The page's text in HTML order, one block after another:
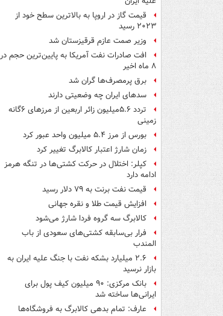
قیمت گاز در اروپا به بالاترین سطح خود از
۲۰۲۳ رسید
وزیر صمت عازم قرقیزستان شد
افت صادرات نفت آمریکا به پایین‌ترین حجم در
۸ ماه اخیر
برق پرمصرف‌ها گران شد
سدهای ایران چه وضعیتی دارند
تردد ۵.۶میلیون زائر اربعین از مرزهای ۶گانه
زمینی
بورس از مرز ۵.۴ میلیون واحد عبور کرد
زمان شارژ اعتبار کالابرگ تغییر کرد
کپلر: اختلال در حرکت کشتی‌ها در تنگه هرمز
ادامه دارد
قیمت نفت برنت به ۷۹ دلار رسید
افزایش قیمت طلا و نقره جهانی
کالابرگ سه گروه فردا شارژ می‌شود
فرار بی‌سابقه کشتی‌های سعودی از باب
المندب
۲.۶ میلیارد بشکه نفت با جنگ علیه ایران به
بازار نرسید
بانک مرکزی: ۹۰ میلیون کیف پول برای
ایرانی‌ها ساخته شد
عارف: تمام بدهی کالابرگ به فروشگاه‌ها